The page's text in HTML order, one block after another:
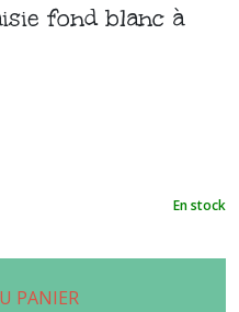
fond blanc à
En stock
PANIER